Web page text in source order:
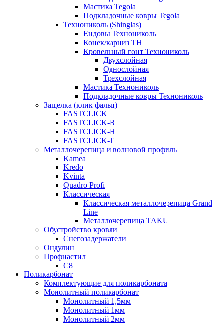
Мастика Tegola
Подкладочные ковры Tegola
Технониколь (Shinglas)
Ендовы Технониколь
Конек/карниз ТН
Кровельный гонт Технониколь
Двухслойная
Однослойная
Трехслойная
Мастика Технониколь
Подкладочные ковры Технониколь
Защелка (клик фальц)
FASTCLICK
FASTCLICK-B
FASTCLICK-H
FASTCLICK-T
Металлочерепица и волновой профиль
Kamea
Kredo
Kvinta
Quadro Profi
Классическая
Классическая металлочерепица Grand
Line
Металлочерепица TAKU
Обустройство кровли
Снегозадержатели
Ондулин
Профнастил
С8
Поликарбонат
Комплектующие для поликарбоната
Монолитный поликарбонат
Монолитный 1,5мм
Монолитный 1мм
Монолитный 2мм